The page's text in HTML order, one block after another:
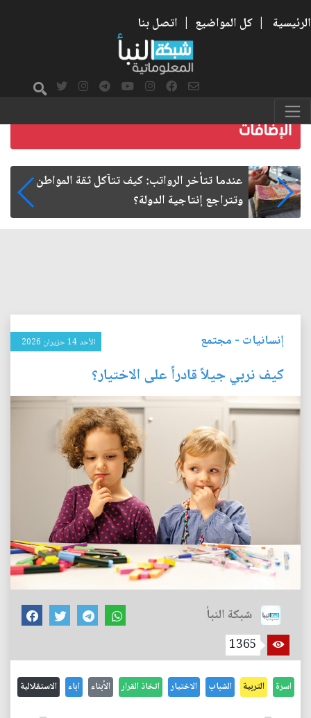
الرئيسية | كل المواضيع | اتصل بنا
صمت الطريق بعد الأربعين
إنسانيات - مجتمع الأحد 14 حزيران 2026
كيف نربي جيلاً قادراً على الاختيار؟
شبكة النبأ
1365
اسرة التربية الشباب الاختيار اتخاذ القرار الأبناء اباء الاستقلالية